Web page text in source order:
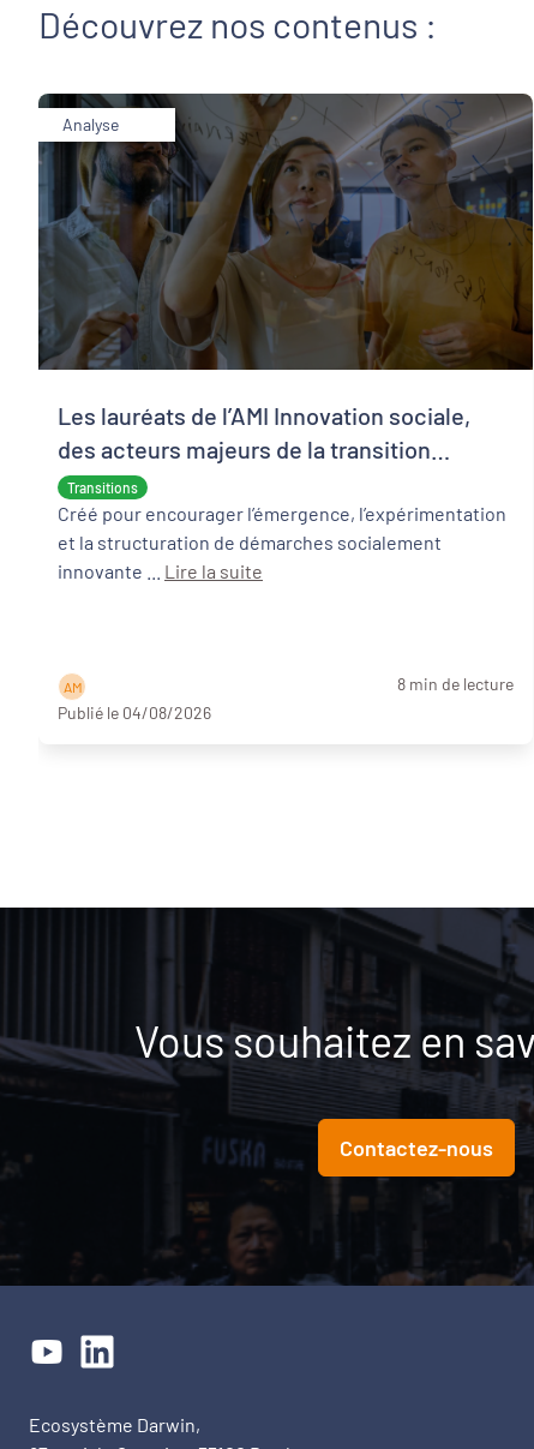
Découvrez nos contenus :
Analyse
Transitions
Les lauréats de l’AMI Innovation sociale,
des acteurs majeurs de la transition
écologique et sociale
Créé pour encourager l’émergence, l’expérimentation
et la structuration de démarches socialement
Lire la suite
A M
8 min de lecture
Publié le 04/08/2026
Vous souhaitez en
Contactez-nous
Ecosystème Darwin,